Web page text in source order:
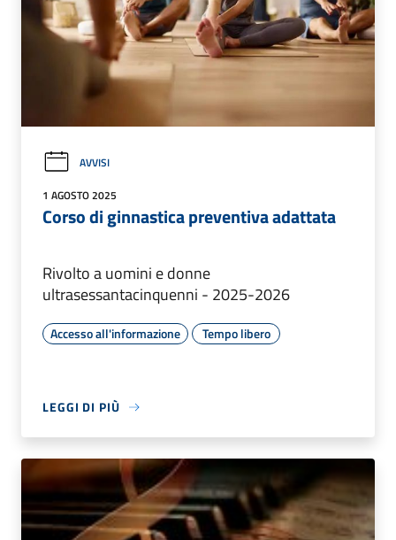
AVVISI
1 AGOSTO 2025
Corso di ginnastica preventiva adattata
Rivolto a uomini e donne
ultrasessantacinquenni - 2025-2026
Accesso all'informazione Tempo libero
LEGGI DI PIÙ